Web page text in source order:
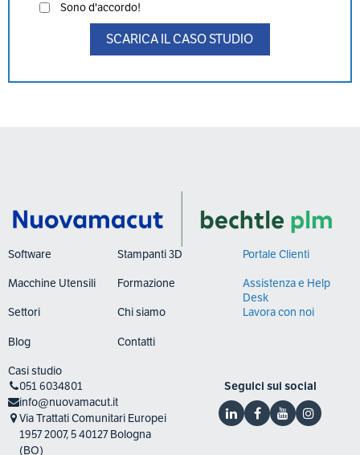
Sono d'accordo!
051 6034801
info@nuovamacut.it
Via Trattati Comunitari Europei
1957 2007, 5 40127 Bologna
(BO)
Seguici sui social
Software Stampanti 3D
Macchine Utensili Formazione
Settori Chi siamo
Blog Contatti
Casi studio
Portale Clienti
Assistenza e Help
Desk
Lavora con noi